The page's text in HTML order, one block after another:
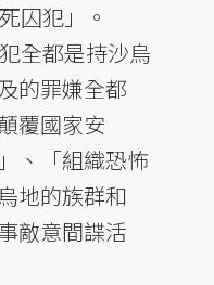
囚犯」。
全都是持沙烏
的罪嫌全都
覆國家安
、「組織恐怖
地的族群和
敵意間諜活